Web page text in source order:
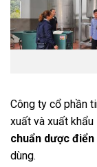
Công ty cổ phần
xuất và xuất
chuẩn dược điển
dùng.